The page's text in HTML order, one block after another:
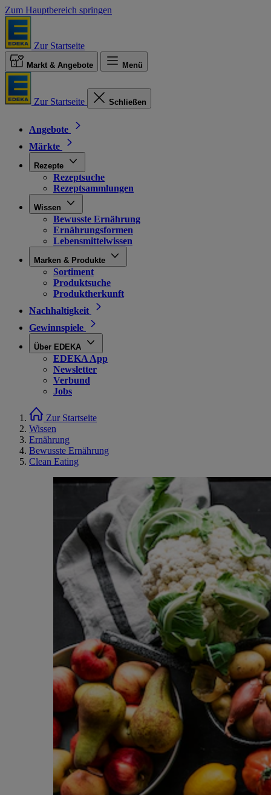
Zum Hauptbereich springen
Zur Startseite
Markt & Angebote Menü
Zur Startseite Schließen
Angebote
Märkte
Rezepte
Rezeptsuche
Rezeptsammlungen
Wissen
Bewusste Ernährung
Ernährungsformen
Lebensmittelwissen
Marken & Produkte
Sortiment
Produktsuche
Produktherkunft
Nachhaltigkeit
Gewinnspiele
Über EDEKA
EDEKA App
Newsletter
Verbund
Jobs
Zur Startseite
Wissen
Ernährung
Bewusste Ernährung
Clean Eating